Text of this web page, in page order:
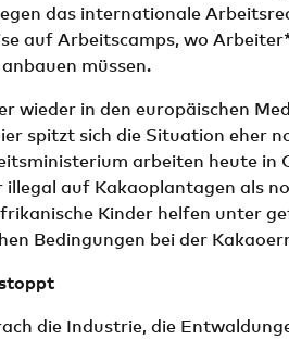
das internationale
auf Arbeitscamps, wo
müssen.
wieder in den europäischen
spitzt sich die Situation eher
arbeiten heute in
illegal auf Kakaoplantagen als
Kinder helfen unter
Bedingungen bei der
die Industrie, die